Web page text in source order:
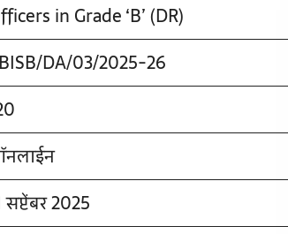
in Grade ‘B’ (DR)
DA/03/2025-26
सप्टेंबर 2025